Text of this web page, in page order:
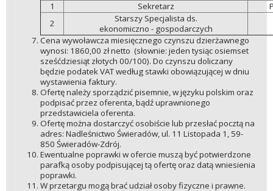
1
Sekretarz
2
Starszy Specjalista ds.
ekonomiczno - gospodarczych
Cena wywoławcza miesięcznego czynszu dzierżawnego
wynosi: 1860,00 zł netto (słownie: jeden tysiąc osiemset
sześćdziesiąt złotych 00/100). Do czynszu doliczany
będzie podatek VAT według stawki obowiązującej w dniu
wystawienia faktury.
Ofertę należy sporządzić pisemnie, w języku polskim oraz
podpisać przez oferenta, bądź uprawnionego
przedstawiciela oferenta.
Ofertę można dostarczyć osobiście lub przesłać pocztą na
adres: Nadleśnictwo Świeradów, ul. 11 Listopada 1, 59-
850 Świeradów-Zdrój.
Ewentualne poprawki w ofercie muszą być potwierdzone
parafką osoby podpisującej tą ofertę oraz datą wniesienia
poprawki.
W przetargu mogą brać udział osoby fizyczne i prawne.